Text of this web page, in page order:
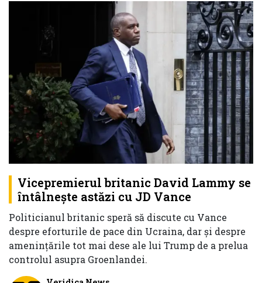
Vicepremierul britanic David Lammy se
întâlnește astăzi cu JD Vance
Politicianul britanic speră să discute cu Vance
despre eforturile de pace din Ucraina, dar și despre
ameninţările tot mai dese ale lui Trump de a prelua
controlul asupra Groenlandei.